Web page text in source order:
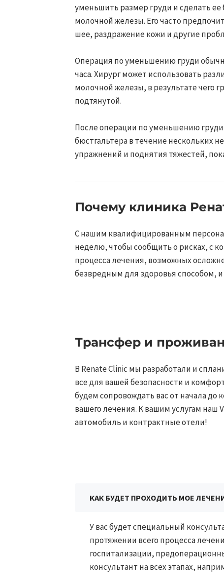
уменьшить размер груди и сделать
молочной железы. Его часто
шее, раздражение кожи и другие
Операция по уменьшению груди
часа. Хирург может использовать
молочной железы, в результате чего
подтянутой.
После операции по уменьшению
бюстгальтера в течение нескольких
упражнений и поднятия тяжестей,
Почему клиника
С нашим квалифицированным
неделю, чтобы сообщить о рисках, с
процесса лечения, возможных
безвредным для здоровья способом,
Трансфер и
В Renate Clinic мы разработали и
все для вашей безопасности и
будем сопровождать вас от начала до
вашего лечения. К вашим услугам наш
автомобиль и контрактные отели!​​
КАК БУДЕТ ПРОХОДИТЬ МОЕ
У вас будет специальный
протяжении всего процесса
госпитализации,
консультант на всех этапах,